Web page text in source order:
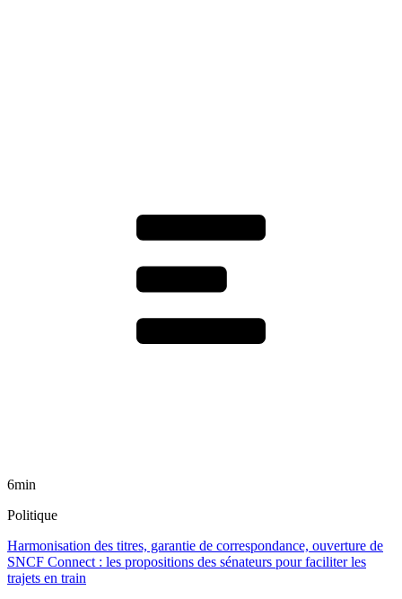
6min
Politique
Harmonisation des titres, garantie de correspondance, ouverture de
SNCF Connect : les propositions des sénateurs pour faciliter les
trajets en train